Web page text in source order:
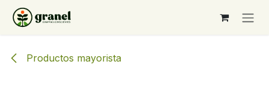
Ir al contenido
Productos mayorista